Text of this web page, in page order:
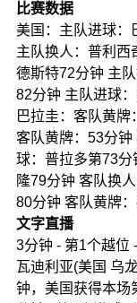
比赛数据
美国：主队进球：
主队换人：普利西
德斯特72分钟 主
82分钟 主队进球
巴拉圭：客队黄
客队黄牌：53分
球：普拉多第73分
隆79分钟 客队换
80分钟 客队黄牌
文字直播
3分钟 - 第1个越位
瓦迪利亚(美国 乌
钟，美国获得本场